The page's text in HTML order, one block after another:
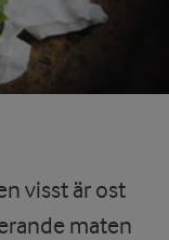
visst är ost
maten